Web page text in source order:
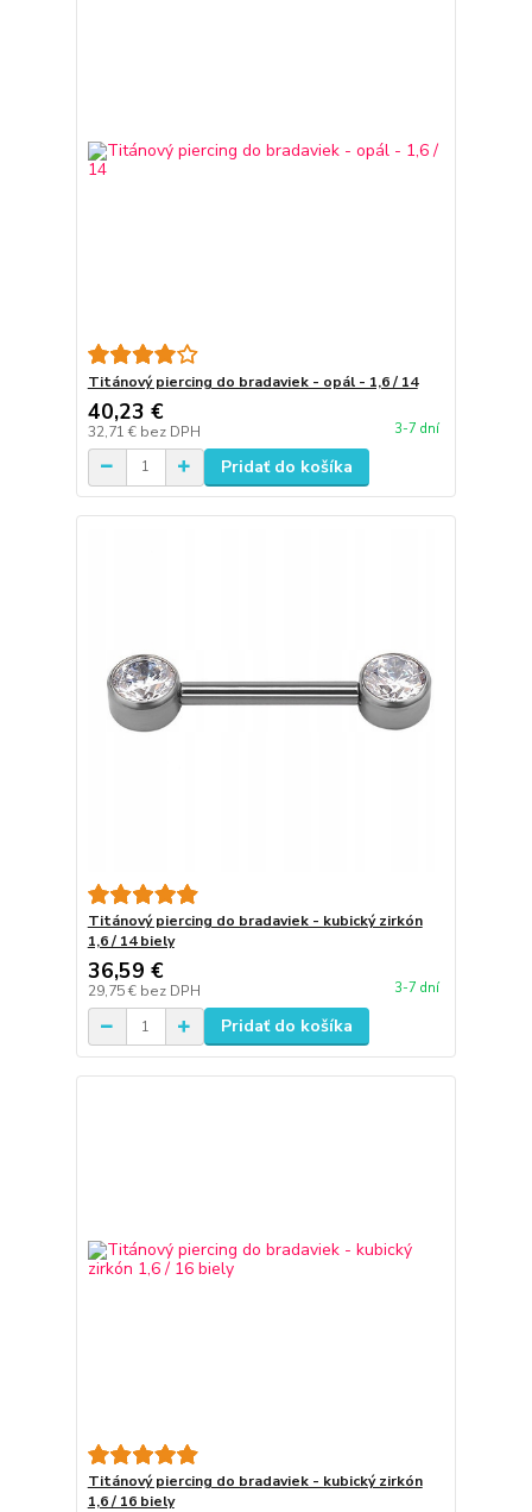
Titánový piercing do bradaviek - opál - 1,6 / 14
40,23 €
32,71 € bez DPH 3-7 dní
Pridať do košíka
Titánový piercing do bradaviek - kubický zirkón
1,6 / 14 biely
36,59 €
29,75 € bez DPH 3-7 dní
Pridať do košíka
Titánový piercing do bradaviek - kubický zirkón
1,6 / 16 biely